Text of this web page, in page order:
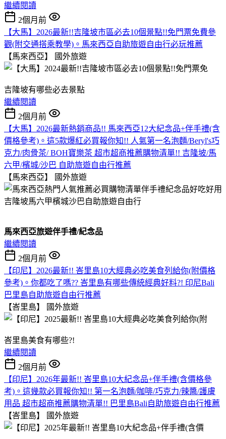
繼續閱讀
2個月前
【大馬】2026最新!!吉隆坡市區必去10個景點!!免門票免費參
觀(附交通搭乘教學)。馬來西亞自助旅遊自由行必玩推薦
【馬來西亞】
國外旅遊
吉隆坡有哪些必去景點
繼續閱讀
2個月前
【大馬】2026最新熱銷商品!! 馬來西亞12大紀念品+伴手禮(含
價格參考)。這5款爆紅必買報你知!! 人氣第一名泡麵/Beryl's巧
克力/肉骨茶/ BOH寶樂茶 超市超商推薦購物清單!! 吉隆坡/馬
六甲/檳城/沙巴 自助旅遊自由行推薦
【馬來西亞】
國外旅遊
馬來西亞旅遊伴手禮/紀念品
繼續閱讀
2個月前
【印尼】2026最新!! 峇里島10大經典必吃美食列給你(附價格
參考)。你都吃了嗎?? 峇里島有哪些傳統經典好料?! 印尼Bali
巴里島自助旅遊自由行推薦
【峇里島】
國外旅遊
峇里島美食有哪些?!
繼續閱讀
2個月前
【印尼】2026年最新!! 峇里島10大紀念品+伴手禮(含價格參
考)。這幾款必買報你知!! 第一名泡麵/咖啡/巧克力/辣醬/護膚
用品 超市超商推薦購物清單!! 巴里島Bali自助旅遊自由行推薦
【峇里島】
國外旅遊